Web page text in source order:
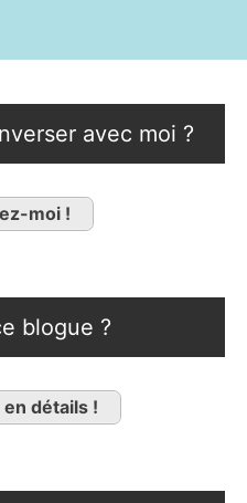
avec moi ?
moi !
blogue ?
détails !